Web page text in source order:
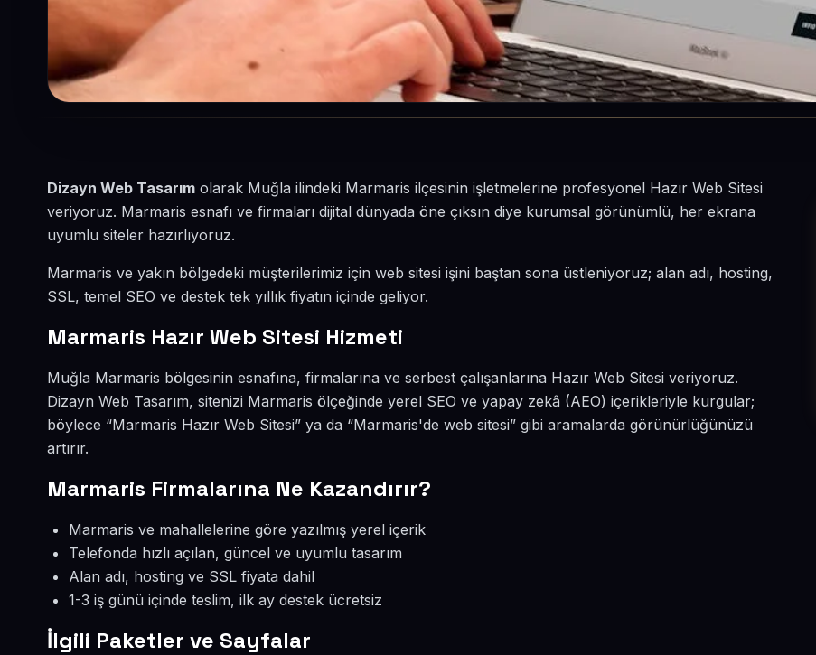
Dizayn Web Tasarım olarak Muğla ilindeki Marmaris ilçesinin işletmelerine profesyonel Hazır Web Sitesi
veriyoruz. Marmaris esnafı ve firmaları dijital dünyada öne çıksın diye kurumsal görünümlü, her ekrana
uyumlu siteler hazırlıyoruz.
Marmaris ve yakın bölgedeki müşterilerimiz için web sitesi işini baştan sona üstleniyoruz; alan adı, hosting,
SSL, temel SEO ve destek tek yıllık fiyatın içinde geliyor.
Marmaris Hazır Web Sitesi Hizmeti
Muğla Marmaris bölgesinin esnafına, firmalarına ve serbest çalışanlarına Hazır Web Sitesi veriyoruz.
Dizayn Web Tasarım, sitenizi Marmaris ölçeğinde yerel SEO ve yapay zekâ (AEO) içerikleriyle kurgular;
böylece “Marmaris Hazır Web Sitesi” ya da “Marmaris'de web sitesi” gibi aramalarda görünürlüğünüzü
artırır.
Marmaris Firmalarına Ne Kazandırır?
Marmaris ve mahallelerine göre yazılmış yerel içerik
Telefonda hızlı açılan, güncel ve uyumlu tasarım
Alan adı, hosting ve SSL fiyata dahil
1-3 iş günü içinde teslim, ilk ay destek ücretsiz
İlgili Paketler ve Sayfalar